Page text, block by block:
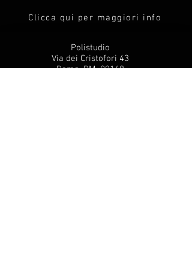
Clicca qui per maggiori info
Polistudio
Via dei Cristofori 43
Roma, RM 00168